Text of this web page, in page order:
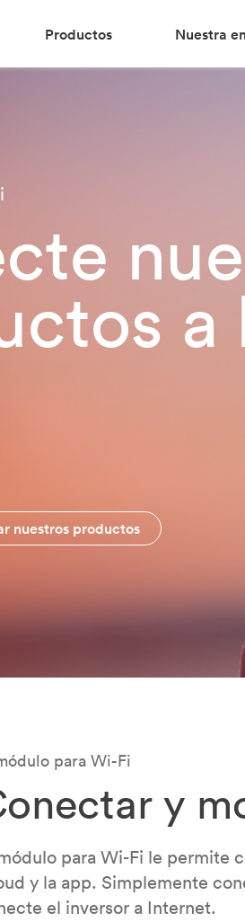
Productos Nuestra
a
nuestros productos
para Wi-Fi
y
para Wi-Fi le permite
y la app. Simplemente
el inversor a Internet.